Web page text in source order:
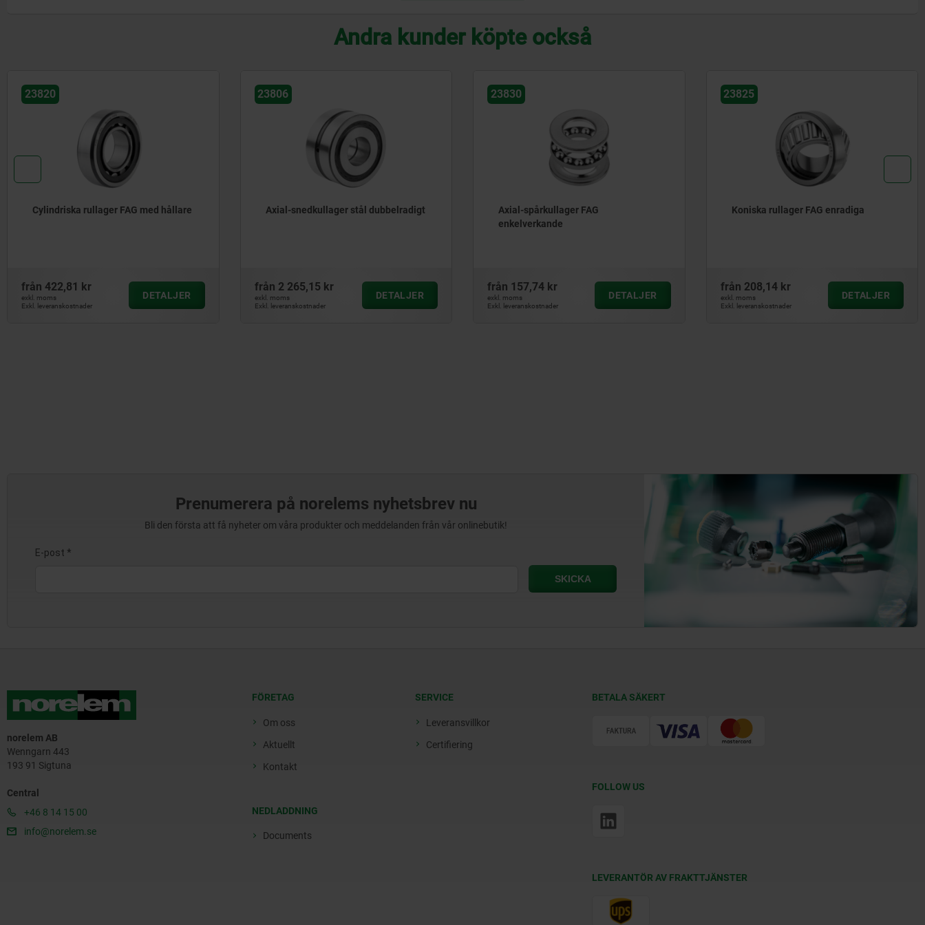
Andra kunder köpte också
23806
Axial-snedkullager stål dubbelradigt
från2 265,15 kr
exkl. moms
Exkl. leveranskostnader
DETALJER
23830
Axial-spårkullager FAG
från157,74 kr
exkl. moms
Exkl. leveranskostnader
DETALJER
23825
Koniska rullager FAG enradiga
från208,14 kr
exkl. moms
Exkl. leveranskostnader
DETALJER
23831-10
Korsade rullager i stål med fästhål
från2 175,62 kr
exkl. moms
Exkl. leveranskostnader
DETALJER
Prenumerera på norelems nyhetsbrev nu
Bli den första att få nyheter om våra produkter och meddelanden från vår onlinebutik!
norelem AB
Wenngarn 443
193 91 Sigtuna
Central
+46 8 14 15 00
info@norelem.se
FÖRETAG
Om oss
Aktuellt
Kontakt
NEDLADDNING
Documents
SERVICE
Leveransvillkor
Certifiering
BETALA SÄKERT
FOLLOW US
LEVERANTÖR AV FRAKTTJÄNSTER